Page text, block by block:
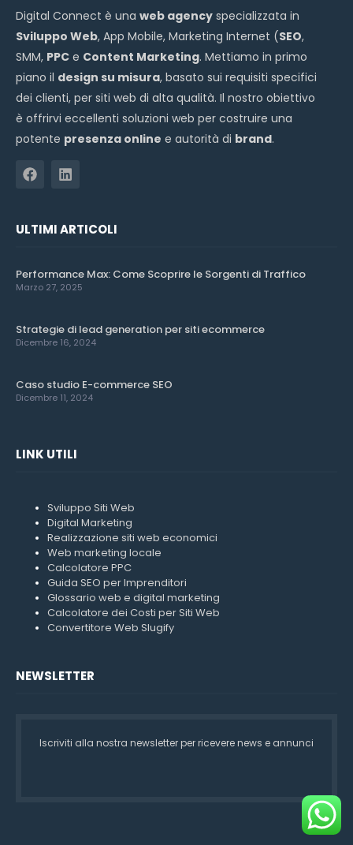
Digital Connect è una web agency specializzata in
Sviluppo Web, App Mobile, Marketing Internet (SEO,
SMM, PPC e Content Marketing. Mettiamo in primo
piano il design su misura, basato sui requisiti specifici
dei clienti, per siti web di alta qualità. Il nostro obiettivo
è offrirvi eccellenti soluzioni web per costruire una
potente presenza online e autorità di brand.
ULTIMI ARTICOLI
Performance Max: Come Scoprire le Sorgenti di Traffico
Marzo 27, 2025
Strategie di lead generation per siti ecommerce
Dicembre 16, 2024
Caso studio E-commerce SEO
Dicembre 11, 2024
LINK UTILI
Sviluppo Siti Web
Digital Marketing
Realizzazione siti web economici
Web marketing locale
Calcolatore PPC
Guida SEO per Imprenditori
Glossario web e digital marketing
Calcolatore dei Costi per Siti Web
Convertitore Web Slugify
NEWSLETTER
Iscriviti alla nostra newsletter per ricevere news e annunci